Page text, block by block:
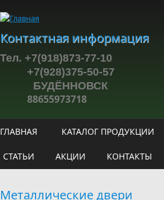
Контактная информация
Тел. +7(918)873-77-10
+7(928)375-50-57
БУДЁННОВСК
88655973718
ГЛАВНАЯ КАТАЛОГ ПРОДУКЦИИ
СТАТЬИ АКЦИИ КОНТАКТЫ
Металлические двери